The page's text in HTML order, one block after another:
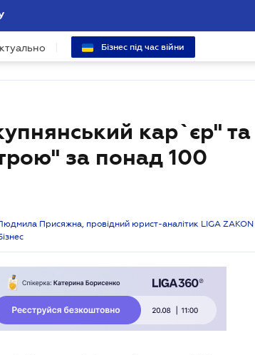
Бізнес під час війни
кар`єр" та
за понад 100
Присяжна, провідний юрист-аналітик LIGA ZAKON